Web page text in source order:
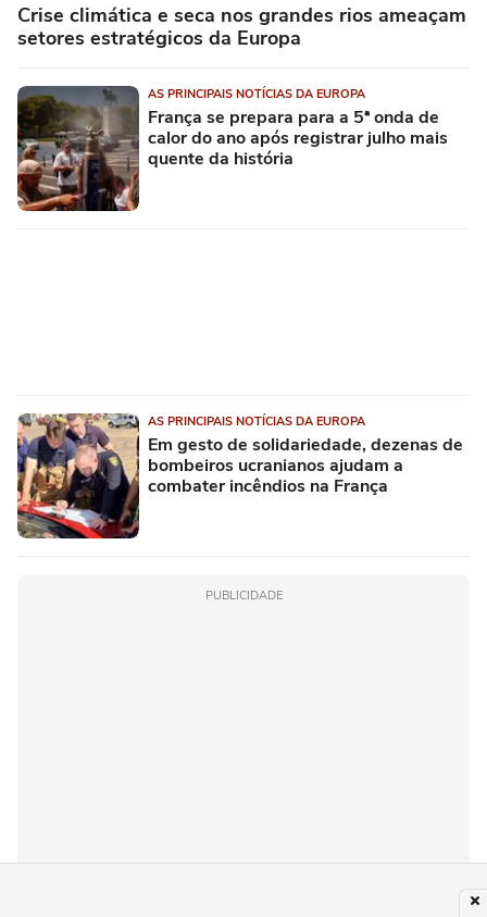
Crise climática e seca nos grandes rios ameaçam
setores estratégicos da Europa
AS PRINCIPAIS NOTÍCIAS DA EUROPA
França se prepara para a 5ª onda de
calor do ano após registrar julho mais
quente da história
AS PRINCIPAIS NOTÍCIAS DA EUROPA
Em gesto de solidariedade, dezenas de
bombeiros ucranianos ajudam a
combater incêndios na França
PUBLICIDADE